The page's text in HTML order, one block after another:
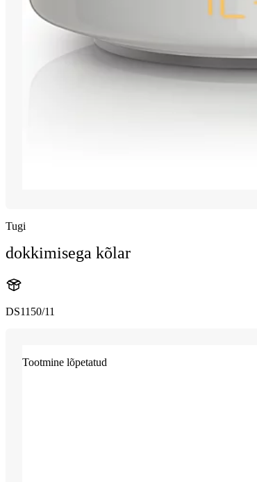
Tugi
dokkimisega kõlar
DS1150/11
Tootmine lõpetatud